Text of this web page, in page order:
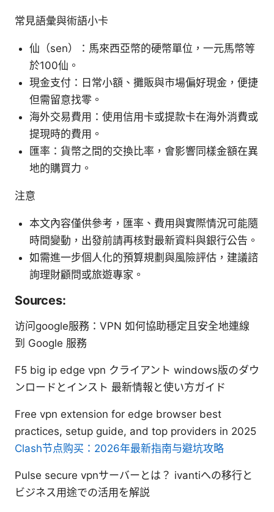
常見語彙與術語小卡
仙（sen）：馬來西亞幣的硬幣單位，一元馬幣等
於100仙。
現金支付：日常小額、攤販與市場偏好現金，便捷
但需留意找零。
海外交易費用：使用信用卡或提款卡在海外消費或
提現時的費用。
匯率：貨幣之間的交換比率，會影響同樣金額在異
地的購買力。
注意
本文內容僅供參考，匯率、費用與實際情況可能隨
時間變動，出發前請再核對最新資料與銀行公告。
如需進一步個人化的預算規劃與風險評估，建議諮
詢理財顧問或旅遊專家。
Sources:
访问google服務：VPN 如何協助穩定且安全地連線
到 Google 服務
F5 big ip edge vpn クライアント windows版のダウ
ンロードとインスト 最新情報と使い方ガイド
Free vpn extension for edge browser best
practices, setup guide, and top providers in 2025
Clash节点购买：2026年最新指南与避坑攻略
Pulse secure vpnサーバーとは？ ivantiへの移行と
ビジネス用途での活用を解説